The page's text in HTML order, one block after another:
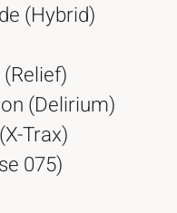
(Hybrid)
(Delirium)
Trax)
075)